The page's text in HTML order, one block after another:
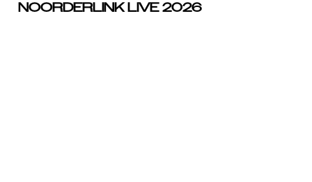
NOORDERLINK LIVE 2026